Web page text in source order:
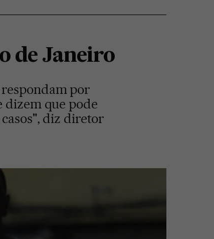
de Janeiro
por
dizem que pode
diz diretor